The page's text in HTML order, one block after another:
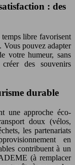
: des
libre favorisent
Vous pouvez adapter
votre humeur, sans
des souvenirs
durable
une approche éco-
doux (vélos,
les partenariats
en
contribuent à un
(à remplacer